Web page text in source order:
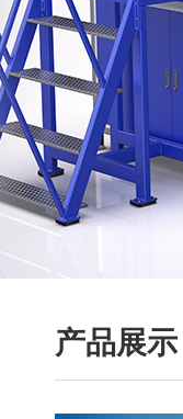
产品展示